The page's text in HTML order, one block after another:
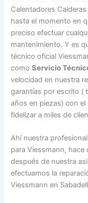
Calentadores
hasta el momento en
preciso efectuar
mantenimiento. Y es
técnico oficial
comoServicio
velocidad en nuestra
garantías por escrito (
años en piezas) con
fidelizar a miles de
Ahí nuestra
para Viessmann,
después de nuestra
efectuamos la
Viessmann en